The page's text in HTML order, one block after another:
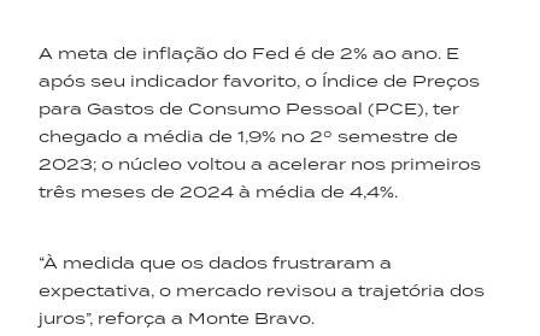
A meta de inflação do Fed é de 2% ao ano. E
após seu indicador favorito, o Índice de Preços
para Gastos de Consumo Pessoal (PCE), ter
chegado a média de 1,9% no 2º semestre de
2023; o núcleo voltou a acelerar nos primeiros
três meses de 2024 à média de 4,4%.
“À medida que os dados frustraram a
expectativa, o mercado revisou a trajetória dos
juros”, reforça a Monte Bravo.